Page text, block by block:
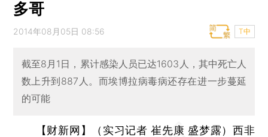
多哥
2014年08月05日 08:56 T中
截至8月1日，累计感染人员已达1603人，其中死亡人
数上升到887人。而埃博拉病毒病还存在进一步蔓延
的可能
【财新网】（实习记者 崔先康 盛梦露） 西非